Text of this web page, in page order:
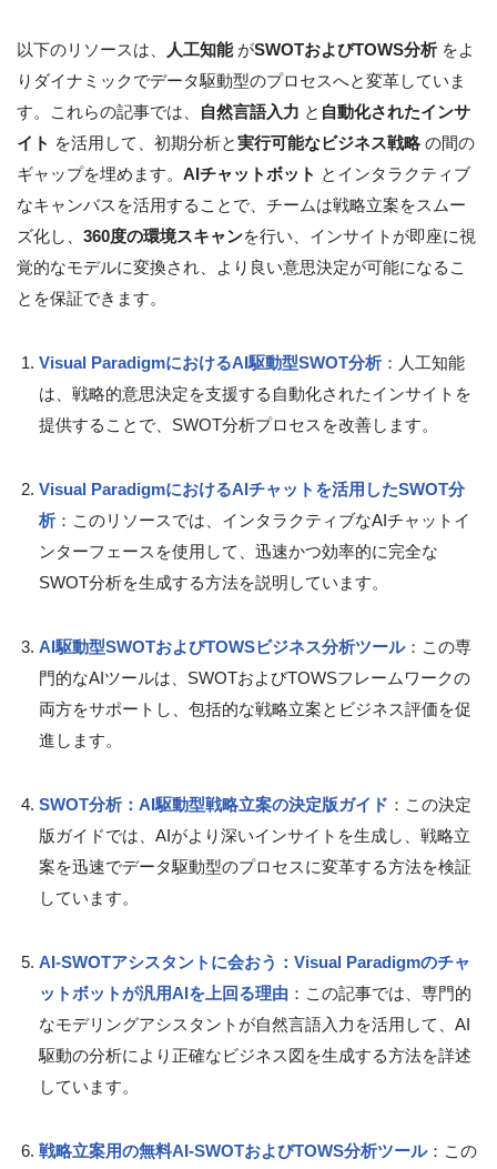
以下のリソースは、 人工知能がSWOTおよびTOWS分析をよ
りダイナミックでデータ駆動型のプロセスへと変革していま
す。これらの記事では、
自然言語入力 と 自動化されたインサ
イト を活用して、初期分析と実行可能なビジネス戦略 の間の
ギャップを埋めます。 AIチャットボット とインタラクティブ
なキャンバスを活用することで、チームは戦略立案をスムー
ズ化し、 360度の環境スキャンを行い、インサイトが即座に視
覚的なモデルに変換され、より良い意思決定が可能になるこ
とを保証できます。
Visual ParadigmにおけるAI駆動型SWOT分析 ：人工知能
は、戦略的意思決定を支援する自動化されたインサイトを
提供することで、SWOT分析プロセスを改善します。
Visual ParadigmにおけるAIチャットを活用したSWOT分
析 ：このリソースでは、インタラクティブなAIチャットイ
ンターフェースを使用して、迅速かつ効率的に完全な
SWOT分析を生成する方法を説明しています。
AI駆動型SWOTおよびTOWSビジネス分析ツール：この専
門的なAIツールは、SWOTおよびTOWSフレームワークの
両方をサポートし、包括的な戦略立案とビジネス評価を促
進します。
SWOT分析：AI駆動型戦略立案の決定版ガイド ：この決定
版ガイドでは、AIがより深いインサイトを生成し、戦略立
案を迅速でデータ駆動型のプロセスに変革する方法を検証
しています。
AI-SWOTアシスタントに会おう：Visual Paradigmのチャ
ットボットが汎用AIを上回る理由 ：この記事では、専門的
なモデリングアシスタントが自然言語入力を活用して、AI
駆動の分析により正確なビジネス図を生成する方法を詳述
しています。
戦略立案用の無料AI-SWOTおよびTOWS分析ツール：この